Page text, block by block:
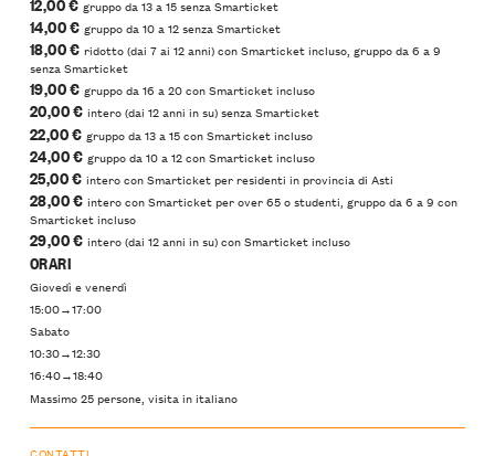
gruppo da 13 a 15 senza Smarticket
14,00 € gruppo da 10 a 12 senza Smarticket
18,00 € ridotto (dai 7 ai 12 anni) con Smarticket incluso, gruppo da 6 a 9
senza Smarticket
19,00 € gruppo da 16 a 20 con Smarticket incluso
20,00 € intero (dai 12 anni in su) senza Smarticket
22,00 € gruppo da 13 a 15 con Smarticket incluso
24,00 € gruppo da 10 a 12 con Smarticket incluso
25,00 € intero con Smarticket per residenti in provincia di Asti
28,00 € intero con Smarticket per over 65 o studenti, gruppo da 6 a 9 con
Smarticket incluso
29,00 € intero (dai 12 anni in su) con Smarticket incluso
ORARI
Giovedì e venerdì
15:00→17:00
Sabato
10:30→12:30
16:40→18:40
Massimo 25 persone, visita in italiano